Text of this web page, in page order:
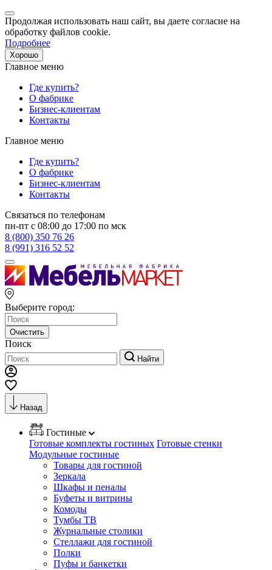
Продолжая использовать наш сайт, вы даете согласие на
обработку файлов cookie.
Подробнее
Хорошо
Главное меню
Где купить?
О фабрике
Бизнес-клиентам
Контакты
Главное меню
Где купить?
О фабрике
Бизнес-клиентам
Контакты
Связаться по телефонам
пн-пт с 08:00 до 17:00 по мск
8 (800) 350 76 26
8 (991) 316 52 52
Выберите город:
Очистить
Поиск
Найти
Назад
Гостиные
Готовые комплекты гостиных Готовые стенки
Модульные гостиные
Товары для гостиной
Зеркала
Шкафы и пеналы
Буфеты и витрины
Комоды
Тумбы ТВ
Журнальные столики
Стеллажи для гостиной
Полки
Пуфы и банкетки